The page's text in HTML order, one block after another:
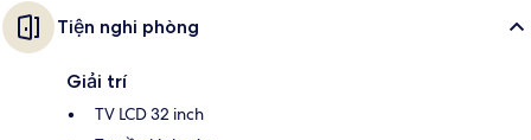
Tiện nghi phòng
Giải trí
TV LCD 32 inch